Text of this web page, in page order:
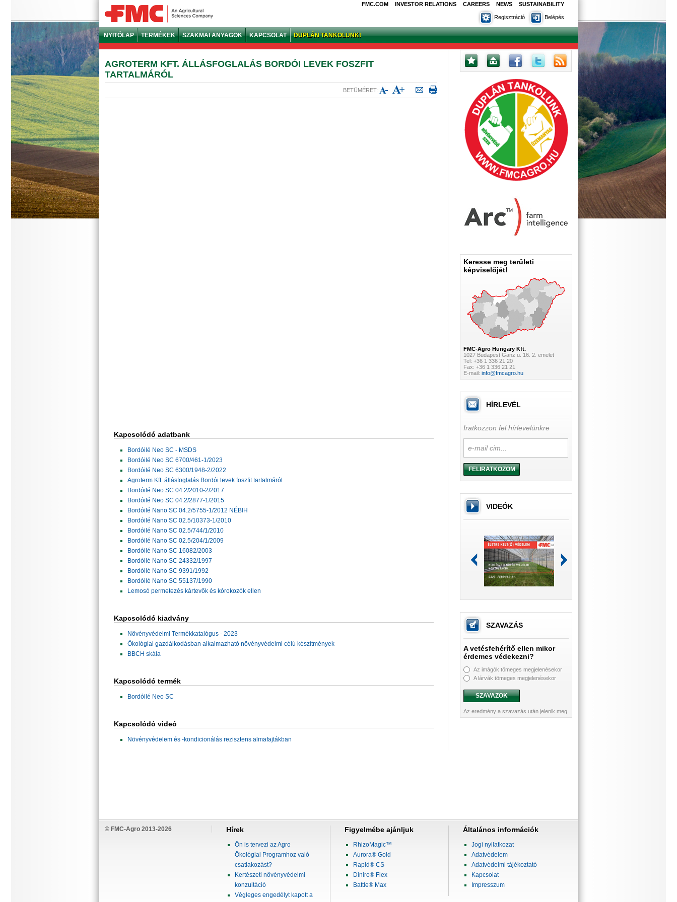
FMC.COM INVESTOR RELATIONS CAREERS NEWS SUSTAINABILITY
Belépés
Regisztráció
NYITÓLAP TERMÉKEK SZAKMAI ANYAGOK KAPCSOLAT DUPLÁN TANKOLUNK!
AGROTERM KFT. ÁLLÁSFOGLALÁS BORDÓI LEVEK FOSZFIT
TARTALMÁRÓL
BETÜMÉRET:
Kapcsolódó adatbank
Bordóilé Neo SC - MSDS
Bordóilé Neo SC 6700/461-1/2023
Bordóilé Neo SC 6300/1948-2/2022
Agroterm Kft. állásfoglalás Bordói levek foszfit tartalmáról
Bordóilé Neo SC 04.2/2010-2/2017.
Bordóilé Neo SC 04.2/2877-1/2015
Bordóilé Nano SC 04.2/5755-1/2012 NÉBIH
Bordóilé Nano SC 02.5/10373-1/2010
Bordóilé Nano SC 02.5/744/1/2010
Bordóilé Nano SC 02.5/204/1/2009
Bordóilé Nano SC 16082/2003
Bordóilé Nano SC 24332/1997
Bordóilé Nano SC 9391/1992
Bordóilé Nano SC 55137/1990
Lemosó permetezés kártevők és kórokozók ellen
Kapcsolódó kiadvány
Növényvédelmi Termékkatalógus - 2023
Ökológiai gazdálkodásban alkalmazható növényvédelmi célú készítmények
BBCH skála
Kapcsolódó termék
Bordóilé Neo SC
Kapcsolódó videó
Növényvédelem és -kondicionálás rezisztens almafajtákban
Keresse meg területi
képviselőjét!
FMC-Agro Hungary Kft.
1027 Budapest Ganz u. 16. 2. emelet
Tel: +36 1 336 21 20
Fax: +36 1 336 21 21
E-mail: info@fmcagro.hu
HÍRLEVÉL
Iratkozzon fel hírlevelünkre
FELIRATKOZOM
VIDEÓK
SZAVAZÁS
A vetésfehérítő ellen mikor
érdemes védekezni?
Az imágók tömeges megjelenésekor
A lárvák tömeges megjelenésekor
SZAVAZOK
Az eredmény a szavazás után jelenik meg.
© FMC-Agro 2013-2026 Hírek
Ön is tervezi az Agro
Ökológiai Programhoz való
csatlakozást?
Kertészeti növényvédelmi
konzultáció
Végleges engedélyt kapott a
Figyelmébe ajánljuk
RhizoMagic™
Aurora® Gold
Rapid® CS
Diniro® Flex
Battle® Max
Általános információk
Jogi nyilatkozat
Adatvédelem
Adatvédelmi tájékoztató
Kapcsolat
Impresszum